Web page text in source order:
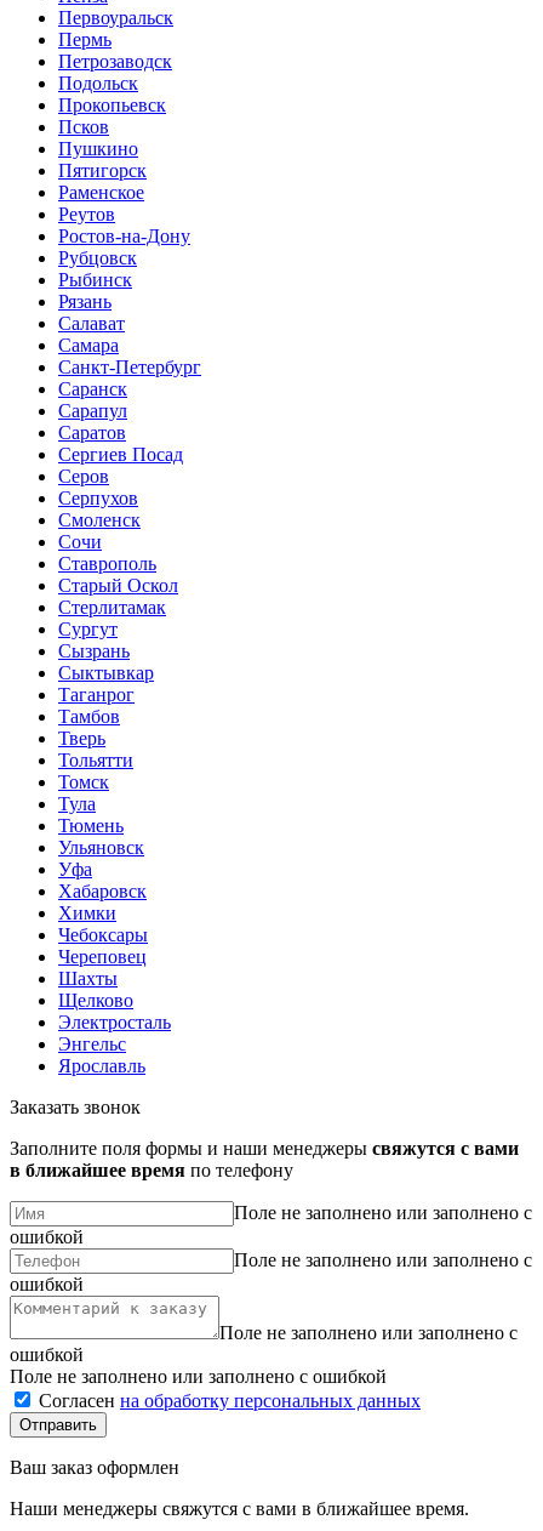
Первоуральск
Пермь
Петрозаводск
Подольск
Прокопьевск
Псков
Пушкино
Пятигорск
Раменское
Реутов
Ростов-на-Дону
Рубцовск
Рыбинск
Рязань
Салават
Самара
Санкт-Петербург
Саранск
Сарапул
Саратов
Сергиев Посад
Серов
Серпухов
Смоленск
Сочи
Ставрополь
Старый Оскол
Стерлитамак
Сургут
Сызрань
Сыктывкар
Таганрог
Тамбов
Тверь
Тольятти
Томск
Тула
Тюмень
Ульяновск
Уфа
Хабаровск
Химки
Чебоксары
Череповец
Шахты
Щелково
Электросталь
Энгельс
Ярославль
Заказать звонок
Заполните поля формы и наши менеджеры свяжутся с вами
в ближайшее время по телефону
Поле не заполнено или заполнено с
ошибкой
Поле не заполнено или заполнено с
ошибкой
Поле не заполнено или заполнено с
ошибкой
Поле не заполнено или заполнено с ошибкой
Согласен на обработку персональных данных
Ваш заказ оформлен
Наши менеджеры свяжутся с вами в ближайшее время.